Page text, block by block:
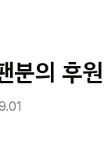
분의 후원